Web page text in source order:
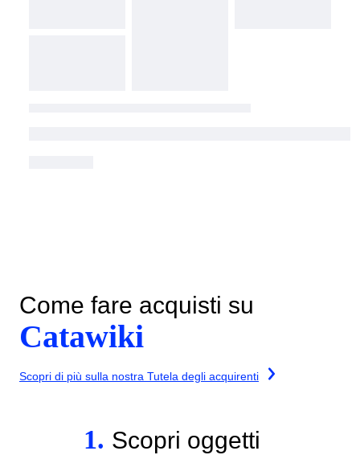
Come fare acquisti su
Catawiki
Scopri di più sulla nostra Tutela degli acquirenti
1. Scopri oggetti